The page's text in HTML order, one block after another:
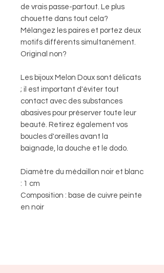
de vrais passe-partout. Le plus
chouette dans tout cela?
Mélangez les paires et portez deux
motifs différents simultanément.
Original non?
Les bijoux Melon Doux sont délicats
; il est important d'éviter tout
contact avec des substances
abasives pour préserver toute leur
beauté. Retirez également vos
boucles d'oreilles avant la
baignade, la douche et le dodo.
Diamètre du médaillon noir et blanc
: 1 cm
Composition : base de cuivre peinte
en noir